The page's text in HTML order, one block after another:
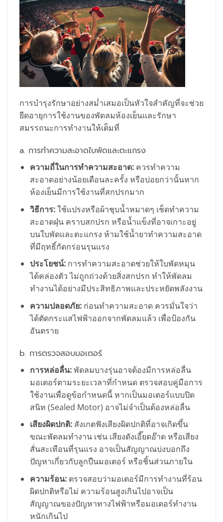
การบำรุงรักษาอย่างสม่ำเสมอเป็นหัวใจสำคัญที่จะช่วย
ยืดอายุการใช้งานของพัดลมห้องเย็นและรักษา
สมรรถนะการทำงานให้เต็มที่
a. การทำความสะอาดใบพัดและตะแกรง
ความถี่ในการทำความสะอาด:ควรทำความ
สะอาดอย่างน้อยเดือนละครั้ง หรือบ่อยกว่านั้นหาก
ห้องเย็นมีการใช้งานที่สกปรกมาก
วิธีการ:ใช้แปรงหรือผ้าชุบน้ำหมาดๆ เช็ดทำความ
สะอาดฝุ่น คราบสกปรก หรือน้ำแข็งที่อาจเกาะอยู่
บนใบพัดและตะแกรง ห้ามใช้น้ำยาทำความสะอาด
ที่มีฤทธิ์กัดกร่อนรุนแรง
ประโยชน์:การทำความสะอาดช่วยให้ใบพัดหมุน
ได้คล่องตัว ไม่ถูกถ่วงด้วยสิ่งสกปรก ทำให้พัดลม
ทำงานได้อย่างมีประสิทธิภาพและประหยัดพลังงาน
ความปลอดภัย:ก่อนทำความสะอาด ควรมั่นใจว่า
ได้ตัดกระแสไฟฟ้าออกจากพัดลมแล้ว เพื่อป้องกัน
อันตราย
b. การตรวจสอบมอเตอร์
การหล่อลื่น:พัดลมบางรุ่นอาจต้องมีการหล่อลื่น
มอเตอร์ตามระยะเวลาที่กำหนด ตรวจสอบคู่มือการ
ใช้งานเพื่อดูข้อกำหนดนี้ หากเป็นมอเตอร์แบบปิด
สนิท (Sealed Motor) อาจไม่จำเป็นต้องหล่อลื่น
เสียงผิดปกติ:สังเกตฟังเสียงผิดปกติที่อาจเกิดขึ้น
ขณะพัดลมทำงาน เช่น เสียงดังเอี๊ยดอ๊าด หรือเสียง
สั่นสะเทือนที่รุนแรง อาจเป็นสัญญาณบ่งบอกถึง
ปัญหาเกี่ยวกับลูกปืนมอเตอร์ หรือชิ้นส่วนภายใน
ความร้อน:ตรวจสอบว่ามอเตอร์มีการทำงานที่ร้อน
ผิดปกติหรือไม่ ความร้อนสูงเกินไปอาจเป็น
สัญญาณของปัญหาทางไฟฟ้าหรือมอเตอร์ทำงาน
หนักเกินไป